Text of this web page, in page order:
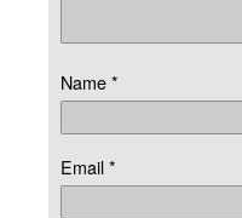
Name*
Email*